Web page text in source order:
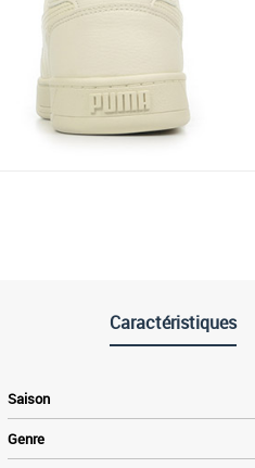
Caractéristiques
Saison
Genre